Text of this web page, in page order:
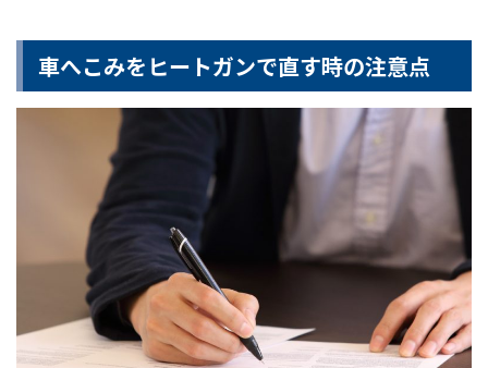
車へこみをヒートガンで直す時の注意点